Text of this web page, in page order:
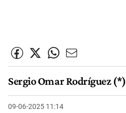
Sergio Omar Rodríguez (*)
09-06-2025 11:14